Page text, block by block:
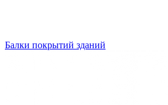
Балки покрытий зданий